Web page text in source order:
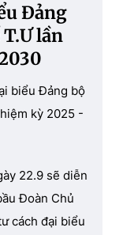
Đảng
lần
biểu Đảng bộ
kỳ 2025 -
22.9 sẽ diễn
Đoàn Chủ
cách đại biểu